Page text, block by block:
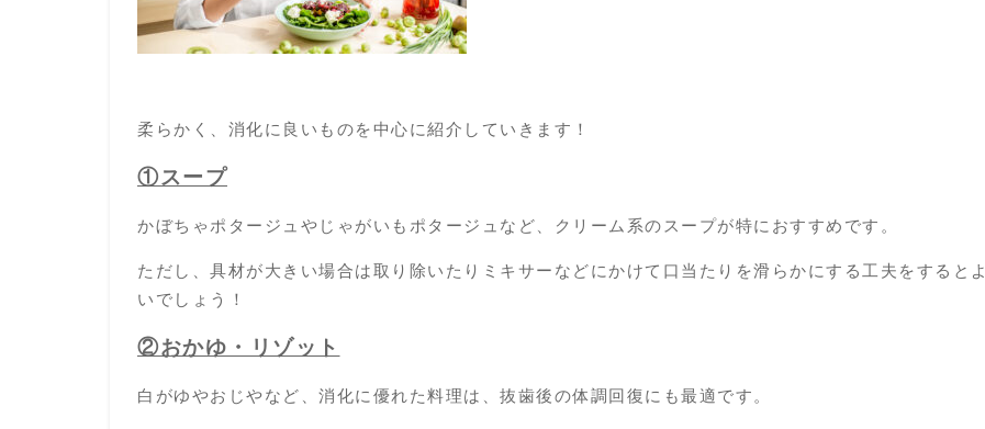
柔らかく、消化に良いものを中心に紹介していきます！
①スープ
かぼちゃポタージュやじゃがい もポタージュなど、クリーム系のスープが特におすすめです。
ただし、具材が大きい場合は取り除いたりミキサーなどにかけて口当たりを滑らかにする工夫をするとよ
いでしょう！
②おかゆ・リゾット
白がゆやおじやなど、消化に優れた料理は、抜歯後の体調回復にも最適です。